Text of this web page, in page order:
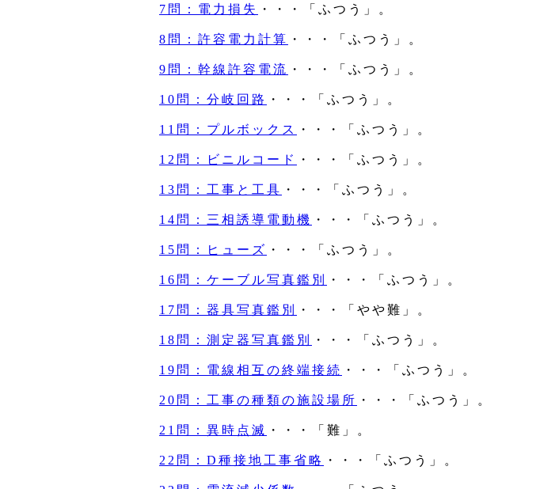
7問：電力損失 ・・・「ふつう」。
8問：許容電力計算 ・・・「ふつう」。
9問：幹線許容電流 ・・・「ふつう」。
10問：分岐回路 ・・・「ふつう」。
11問：プルボックス ・・・「ふつう」。
12問：ビニルコード ・・・「ふつう」。
13問：工事と工具 ・・・「ふつう」。
14問：三相誘導電動機 ・・・「ふつう」。
15問：ヒューズ ・・・「ふつう」。
16問：ケーブル写真鑑別 ・・・「ふつう」。
17問：器具写真鑑別 ・・・「やや難」。
18問：測定器写真鑑別 ・・・「ふつう」。
19問：電線相互の終端接続 ・・・「ふつう」。
20問：工事の種類の施設場所 ・・・「ふつう」。
21問：異時点滅 ・・・「難」。
22問：D種接地工事省略 ・・・「ふつう」。